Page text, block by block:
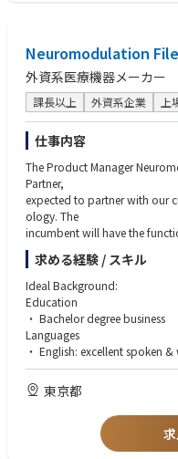
y, Clinical & Reimbursement
• Encourage participation to
gence, networking in the
sionists community and Key
• Define the associated
uct lines;
• Manage our investments:
riate processes, like regular
definition and follow-up of
laboration with internal
• Coordinate and facilitate
nology development from
to ensure a successful
• Analyze and develop
sess return on investment;
• Turn investments into
ting plan and all required
drive, and excellence in
e-of-Customer, product
on of launch plans,
scientific events, etc.;
• Participate in the Medical
puts and voice-of-customer
ng development;
• Work with the key multi-
• Self-motivation, problem
eader.
Neuromodulation
外資系医療機器メーカー
課長以上 外資系企業 上
仕事内容
The Product Manager
Partner,
expected to partner with our
ology. The
incumbent will have the
on, business
and marketing strategy through:
・ Define vision for the
5 years
strategy;
・ Work with marketing
・ Deliver cross-functional
resources to achieve unit and
s,
integrating various activities
Regulatory, clinical,
求める経験 / スキル
Ideal Background:
Education
・ Bachelor degree business
Languages
・ English: excellent spoken
Experience/Professional
・ Minimum 5 years
ime
spent in a marketing position
・ Ability to manage existed
・ Having the knowledge of
東京都